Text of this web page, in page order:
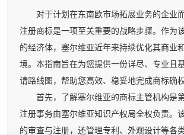
对于计划在东南欧市场拓展业务的企业
注册商标是一项至关重要的战略步骤。作为
的经济体，塞尔维亚近年来持续优化其商业
境。本指南旨在为您提供一份详尽、专业且
请路线图，帮助您高效、稳妥地完成商标确权
首先，了解塞尔维亚的商标主管机构是
注册事务由塞尔维亚知识产权局全权负责。
的审查与注册，还管理专利、外观设计等各